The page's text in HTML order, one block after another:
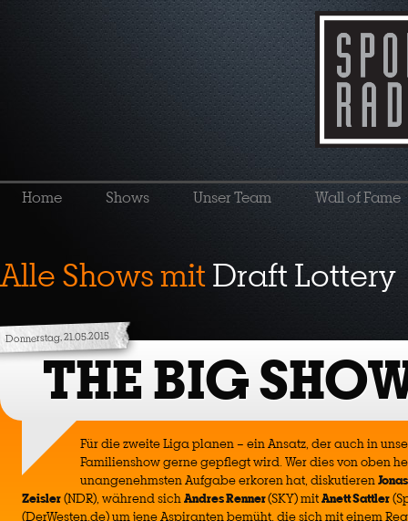
Home Shows Unser Team Wall of Fame
Alle Shows mitDraft Lottery
Donnerstag, 21.05.2015
THE BIG
Für die zweite Liga planen – ein Ansatz, der auch in
Familienshow gerne gepflegt wird. Wer dies von oben
unangenehmsten Aufgabe erkoren hat, diskutieren
Zeisler(NDR), während sichAndres Renner(SKY) mitAnett Sattler
(DerWesten.de) um jene Aspiranten bemüht, die sich mit einem